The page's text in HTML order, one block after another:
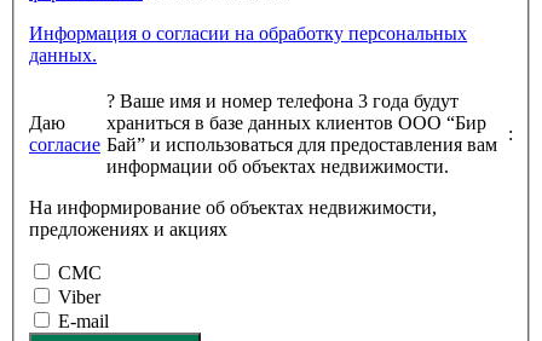
Информация о согласии на обработку персональных
данных.
Даю
согласие
? Ваше имя и номер телефона 3 года будут
храниться в базе данных клиентов ООО “Бир
Бай” и использоваться для предоставления вам
информации об объектах недвижимости.
:
На информирование об объектах недвижимости,
предложениях и акциях
СМС
Viber
E-mail